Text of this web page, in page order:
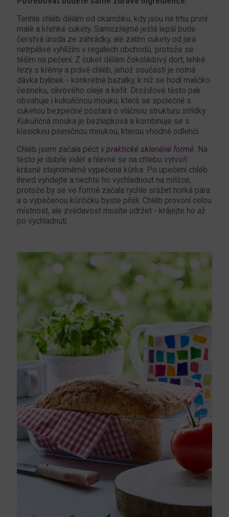
Tenhle chléb dělám od okamžiku, kdy jsou na trhu první
malé a křehké cukety. Samozřejmě ještě lepší bude
čerstvá úroda ze zahrádky, ale zatím cukety od jara
netrpělivě vyhlížím v regálech obchodů, protože se
těším na pečení. Z cuket dělám čokoládový dort, lehké
řezy s krémy a právě chléb, jehož součástí je notná
dávka bylinek - konkrétně bazalky, k níž se hodí maličko
česneku, olivového oleje a kefír. Drožďové těsto pak
obsahuje i kukuřičnou mouku, která se společně s
cuketou bezpečně postará o vláčnou strukturu střídky.
Kukuřičná mouka je bezlepková a kombinuje se s
klasickou pšeničnou moukou, kterou vhodně odlehčí.
Chléb jsem začala péct v praktické skleněné formě. Na
těsto je dobře vidět a hlavně se na chlebu vytvoří
krásně stejnoměrně vypečená kůrka. Po upečení chléb
ihned vyndejte a nechte ho vychladnout na mřížce,
protože by se ve formě začala rychle srážet horká pára
a o vypečenou kůrčičku byste přišli. Chléb provoní celou
místnost, ale zvědavost musíte udržet - krájejte ho až
po vychladnutí.